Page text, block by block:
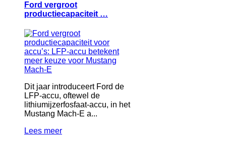
Ford vergroot
productiecapaciteit …
Dit jaar introduceert Ford de
LFP‑accu, oftewel de
lithiumijzerfosfaat‑accu, in het
Mustang Mach‑E a...
Lees meer